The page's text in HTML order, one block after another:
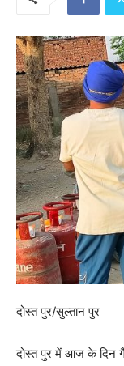
दोस्त पुर/सुल्तान पुर
दोस्त पुर में आज के दिन